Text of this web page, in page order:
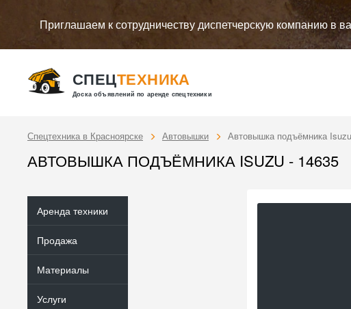
Приглашаем к сотрудничеству диспетчерскую компанию в
СПЕЦТЕХНИКА
Доска объявлений по аренде спецтехники
Спецтехника в Красноярске Автовышки Автовышка подъёмника Isuzu
АВТОВЫШКА ПОДЪЁМНИКА ISUZU - 14635
Аренда техники
Продажа
Материалы
Услуги